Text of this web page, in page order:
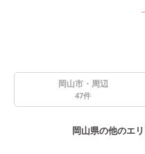
岡山市・周辺
47件
岡山県の他のエ